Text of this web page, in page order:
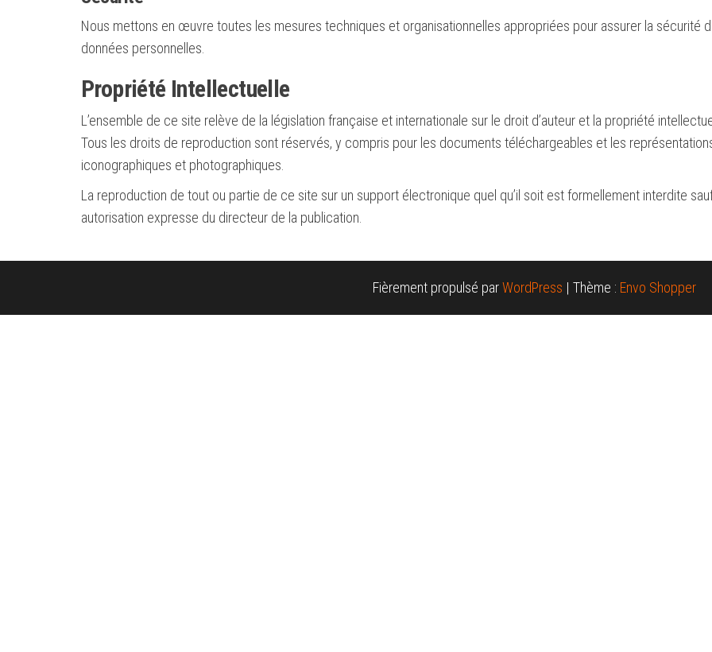
Nous mettons en œuvre toutes les mesures techniques et organisationnelles appropriées pour assurer la sécurité
données personnelles.
Propriété Intellectuelle
L’ensemble de ce site relève de la législation française et internationale sur le droit d’auteur et la propriété
Tous les droits de reproduction sont réservés, y compris pour les documents téléchargeables et les
iconographiques et photographiques.
La reproduction de tout ou partie de ce site sur un support électronique quel qu’il soit est formellement interdite
autorisation expresse du directeur de la publication.
Fièrement propulsé parWordPress | Thème : Envo Shopper